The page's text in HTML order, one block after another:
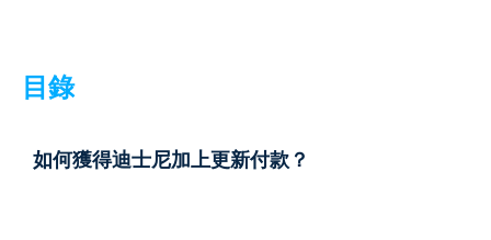
目錄
如何獲得迪士尼加上更新付款？